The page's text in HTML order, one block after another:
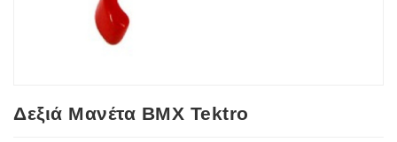
Δεξιά Μανέτα BMX Tektro